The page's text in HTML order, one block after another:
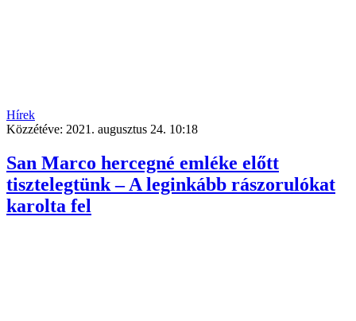
Hírek
Közzétéve: 2021. augusztus 24. 10:18
San Marco hercegné emléke előtt
tisztelegtünk – A leginkább rászorulókat
karolta fel